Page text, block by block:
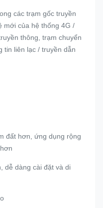
các trạm gốc truyền
mới của hệ thống 4G /
thông, trạm chuyển
tin liên lạc / truyền dẫn
đất hơn, ứng dụng rộng
dễ dàng cài đặt và di